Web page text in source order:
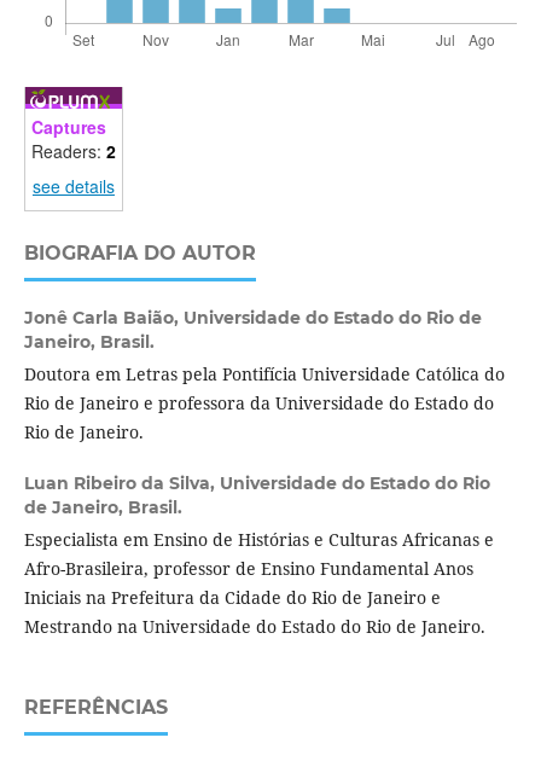
Captures
Readers: 2
see details
BIOGRAFIA DO AUTOR
Jonê Carla Baião, Universidade do Estado do Rio de
Janeiro, Brasil.
Doutora em Letras pela Pontifícia Universidade Católica do
Rio de Janeiro e professora da Universidade do Estado do
Rio de Janeiro.
Luan Ribeiro da Silva, Universidade do Estado do Rio
de Janeiro, Brasil.
Especialista em Ensino de Histórias e Culturas Africanas e
Afro-Brasileira, professor de Ensino Fundamental Anos
Iniciais na Prefeitura da Cidade do Rio de Janeiro e
Mestrando na Universidade do Estado do Rio de Janeiro.
REFERÊNCIAS